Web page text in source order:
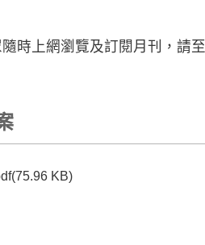
時上網瀏覽及訂閱月刊，請至
KB)